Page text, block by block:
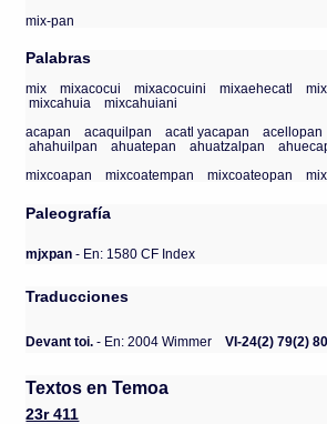
mix-pan
Palabras
mix mixacocui mixacocuini mixaehecatl
mixcahuia
mixcahuiani
acapan
acaquilpan acatl yacapan acellopan
ahahuilpan
ahuatepan ahuatzalpan
mixcoapan
mixcoatempan mixcoateopan
Paleografía
mjxpan - En: 1580 CF Index
Traducciones
Devant toi. - En: 2004 Wimmer VI-24(2) 79(2)
Textos en Temoa
23r 411